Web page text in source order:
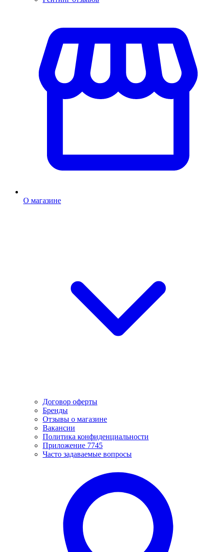
О магазине
Договор оферты
Бренды
Отзывы о магазине
Вакансии
Политика конфиденциальности
Приложение 7745
Часто задаваемые вопросы